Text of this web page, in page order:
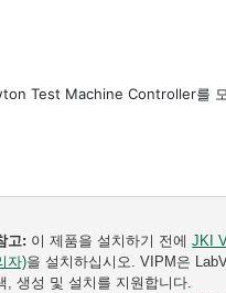
Test Machine Controller를
고: 이 제품을 설치하기 전에JKI
자)을 설치하십시오. VIPM은
, 생성 및 설치를 지원합니다.